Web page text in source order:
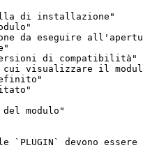
di installazione"
da eseguire
di compatibilità"
visualizzare il
modulo"
devono